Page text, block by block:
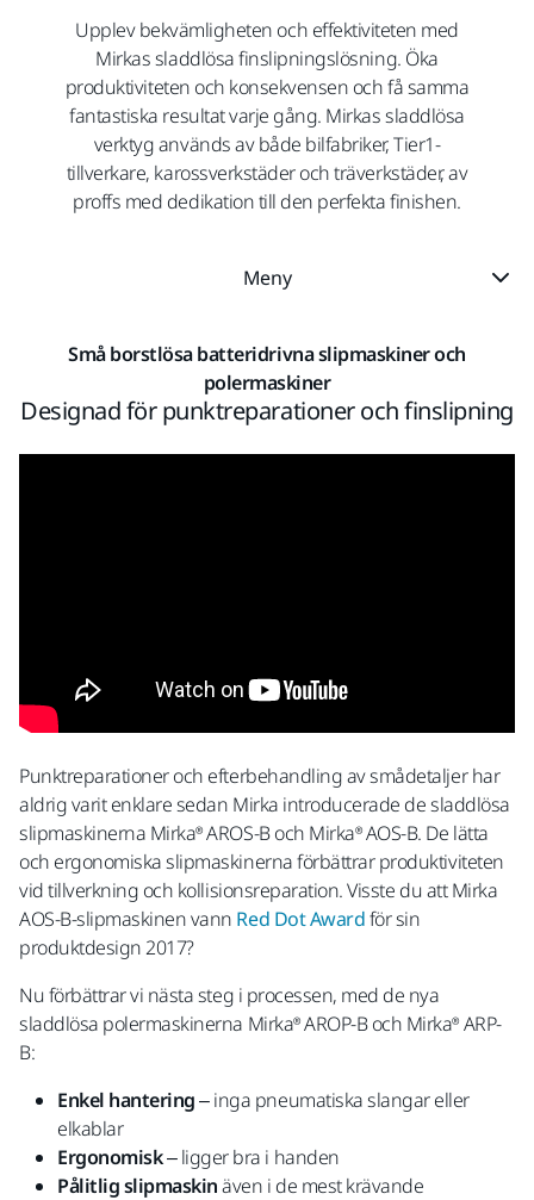
Upplev bekvämligheten och effektiviteten med
Mirkas sladdlösa finslipningslösning. Öka
produktiviteten och konsekvensen och få samma
fantastiska resultat varje gång. Mirkas sladdlösa
verktyg används av både bilfabriker, Tier1-
tillverkare, karossverkstäder och träverkstäder, av
proffs med dedikation till den perfekta finishen.
Meny
Små borstlösa batteridrivna slipmaskiner och
polermaskiner
Designad för punktreparationer och finslipning
Punktreparationer och efterbehandling av smådetaljer har
aldrig varit enklare sedan Mirka introducerade de sladdlösa
slipmaskinerna Mirka® AROS-B och Mirka® AOS-B. De lätta
och ergonomiska slipmaskinerna förbättrar produktiviteten
vid tillverkning och kollisionsreparation. Visste du att Mirka
AOS-B-slipmaskinen vann Red Dot Awardför sin
produktdesign 2017?
Nu förbättrar vi nästa steg i processen, med de nya
sladdlösa polermaskinerna Mirka® AROP-B och Mirka® ARP-
B:
Enkel hantering– inga pneumatiska slangar eller
elkablar
Ergonomisk– ligger bra i handen
Pålitligslipmaskinäven i de mest krävande